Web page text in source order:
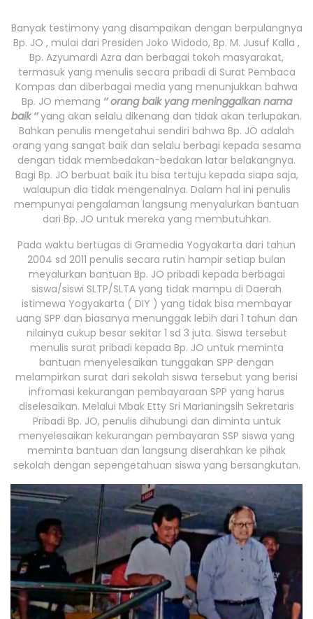
Banyak testimony yang disampaikan dengan berpulangnya
Bp. JO , mulai dari Presiden Joko Widodo, Bp. M. Jusuf Kalla ,
Bp. Azyumardi Azra dan berbagai tokoh masyarakat,
termasuk yang menulis secara pribadi di Surat Pembaca
Kompas dan diberbagai media yang menunjukkan bahwa
Bp. JO memang ‘’ orang baik yang meninggalkan nama
baik ‘’yang akan selalu dikenang dan tidak akan terlupakan.
Bahkan penulis mengetahui sendiri bahwa Bp. JO adalah
orang yang sangat baik dan selalu berbagi kepada sesama
dengan tidak membedakan-bedakan latar belakangnya.
Bagi Bp. JO berbuat baik itu bisa tertuju kepada siapa saja,
walaupun dia tidak mengenalnya. Dalam hal ini penulis
mempunyai pengalaman langsung menyalurkan bantuan
dari Bp. JO untuk mereka yang membutuhkan.
Pada waktu bertugas di Gramedia Yogyakarta dari tahun
2004 sd 2011 penulis secara rutin hampir setiap bulan
meyalurkan bantuan Bp. JO pribadi kepada berbagai
siswa/siswi SLTP/SLTA yang tidak mampu di Daerah
istimewa Yogyakarta ( DIY ) yang tidak bisa membayar
uang SPP dan biasanya menunggak lebih dari 1 tahun dan
nilainya cukup besar sekitar 1 sd 3 juta. Siswa tersebut
menulis surat pribadi kepada Bp. JO untuk meminta
bantuan menyelesaikan tunggakan SPP dengan
melampirkan surat dari sekolah siswa tersebut yang berisi
infromasi kekurangan pembayaraan SPP yang harus
diselesaikan. Melalui Mbak Etty Sri Marianingsih Sekretaris
Pribadi Bp. JO, penulis dihubungi dan diminta untuk
menyelesaikan kekurangan pembayaran SSP siswa yang
meminta bantuan dan langsung diserahkan ke pihak
sekolah dengan sepengetahuan siswa yang bersangkutan.